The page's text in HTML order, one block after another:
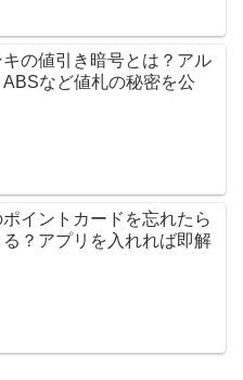
の値引き暗号とは？アル
など値札の秘密を公
イントカードを忘れたら
？アプリを入れれば即解